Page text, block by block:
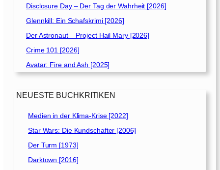
]
Disclosure Day – Der Tag der Wahrheit [2026]
Glennkill: Ein Schafskrimi [2026]
Der Astronaut – Project Hail Mary [2026]
Crime 101 [2026]
Avatar: Fire and Ash [2025]
NEUESTE BUCHKRITIKEN
Medien in der Klima-Krise [2022]
Star Wars: Die Kundschafter [2006]
Der Turm [1973]
Darktown [2016]